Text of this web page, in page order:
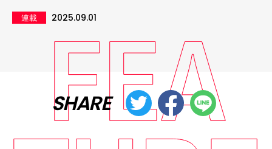
連載 2025.09.01
SHARE